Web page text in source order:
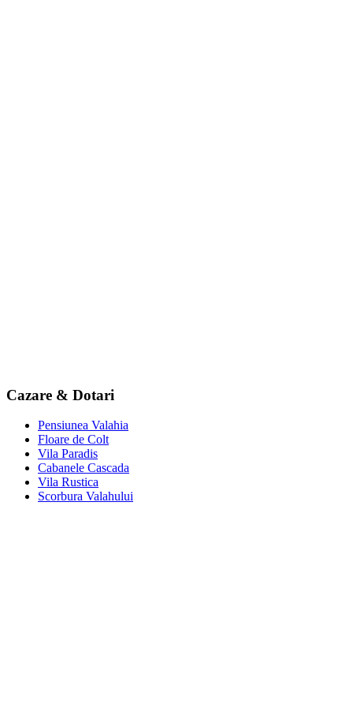
Cazare & Dotari
Pensiunea Valahia
Floare de Colt
Vila Paradis
Cabanele Cascada
Vila Rustica
Scorbura Valahului